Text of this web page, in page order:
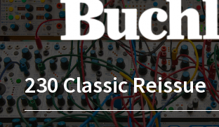
プ
230 Classic Reissue